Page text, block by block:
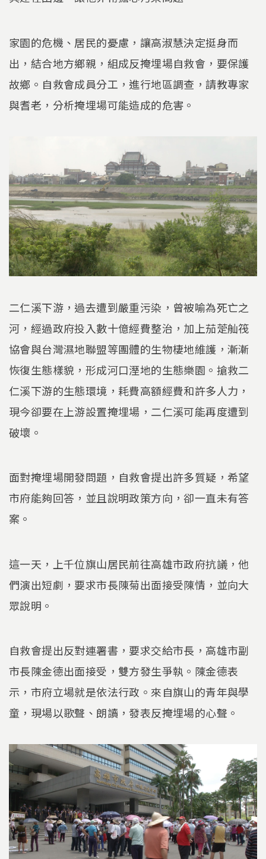
家園的危機、居民的憂慮，讓高淑慧決定挺身而
出，結合地方鄉親，組成反掩埋場自救會，要保護
故鄉。自救會成員分工，進行地區調查，請教專家
與耆老，分析掩埋場可能造成的危害。
二仁溪下游，過去遭到嚴重污染，曾被喻為死亡之
河，經過政府投入數十億經費整治，加上茄萣舢筏
協會與台灣濕地聯盟等團體的生物棲地維護，漸漸
恢復生態樣貌，形成河口溼地的生態樂園。搶救二
仁溪下游的生態環境，耗費高額經費和許多人力，
現今卻要在上游設置掩埋場，二仁溪可能再度遭到
破壞。
面對掩埋場開發問題，自救會提出許多質疑，希望
市府能夠回答，並且說明政策方向，卻一直未有答
案。
這一天，上千位旗山居民前往高雄市政府抗議，他
們演出短劇，要求市長陳菊出面接受陳情，並向大
眾說明。
自救會提出反對連署書，要求交給市長，高雄市副
市長陳金德出面接受，雙方發生爭執。陳金德表
示，市府立場就是依法行政。來自旗山的青年與學
童，現場以歌聲、朗讀，發表反掩埋場的心聲。